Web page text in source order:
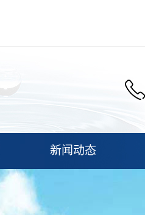
新闻动态